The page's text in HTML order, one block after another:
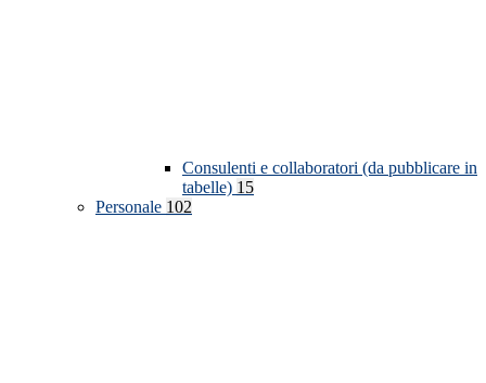
Consulenti e collaboratori (da pubblicare in
tabelle) 15
Personale 102